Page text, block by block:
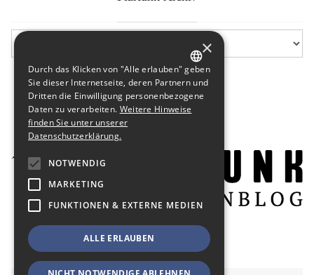
GERMAN
ENGLISH
×
Durch das Klicken von "Alle erlauben" geben
Sie dieser Internetseite, deren Partnern und
Dritten die Einwilligung personenbezogene
Daten zu verarbeiten. Weitere Hinweise
finden Sie unter unserer
Datenschutzerklärung.
NOTWENDIG
MARKETING
FUNKTIONEN & EXTERNE MEDIEN
ALLE ERLAUBEN